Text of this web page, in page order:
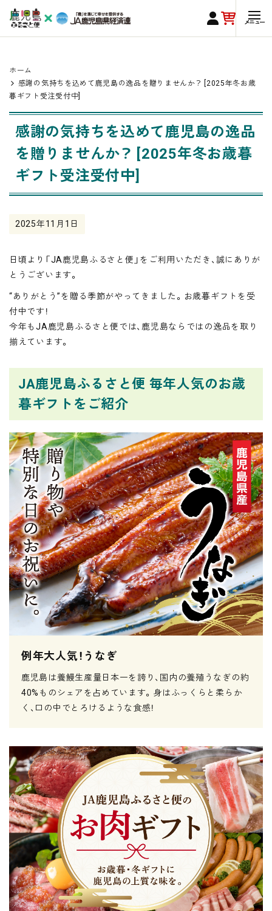
ホーム
感謝の気持ちを込めて鹿児島の逸品を贈りませんか？ [2025年冬お歳
暮ギフト受注受付中]
感謝の気持ちを込めて鹿児島の逸品
を贈りませんか？ [2025年冬お歳暮
ギフト受注受付中]
2025年11月1日
日頃より「JA鹿児島ふるさと便」をご利用いただき、誠にありが
とうございます。
“ありがとう”を贈る季節がやってきました。お歳暮ギフトを受
付中です！
今年もJA鹿児島ふるさと便では、鹿児島ならではの逸品を取り
揃えています。
JA鹿児島ふるさと便 毎年人気のお歳
暮ギフトをご紹介
例年大人気！うなぎ
鹿児島は養鰻生産量日本一を誇り、国内の養殖うなぎの約
40%ものシェアを占めています。身はふっくらと柔らか
く、口の中でとろけるような食感！